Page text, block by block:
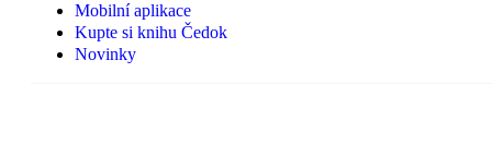
Mobilní aplikace
Kupte si knihu Čedok
Novinky